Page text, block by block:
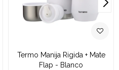
Termo Manija Rigida + Mate
Flap - Blanco